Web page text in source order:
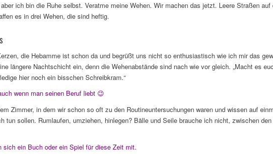
ich bin die Ruhe selbst. Veratme meine Wehen. Wir machen das jetzt. Leere Straßen auf
es in drei Wehen, die sind heftig.
die Hebamme ist schon da und begrüßt uns nicht so enthusiastisch wie ich mir das
längere Nachtschicht ein, denn die Wehenabstände sind nach wie vor gleich. „Macht es
hier noch ein bisschen Schreibkram.“
wenn man seinen Beruf liebt 😉
Zimmer, in dem wir schon so oft zu den Routineuntersuchungen waren und wissen auf
tun sollen. Rumlaufen, umziehen, hinlegen? Bälle und Seile brauche ich nicht, zwischen den
sich ein Buch oder ein Spiel für diese Zeit mit.